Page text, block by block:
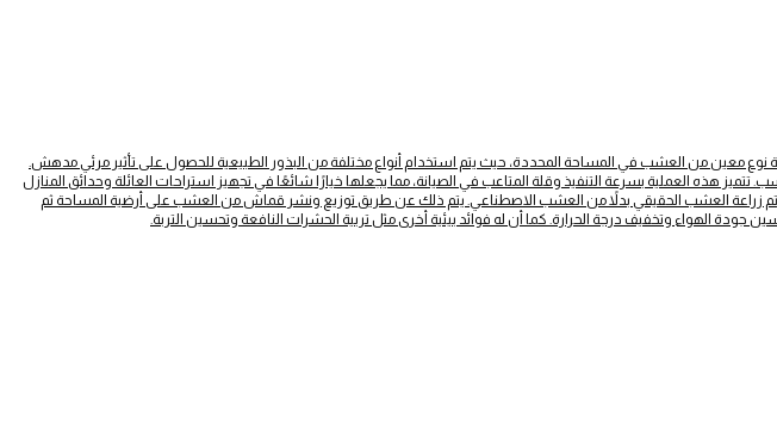
نوع معين من العشب في المساحة المحددة، حيث يتم استخدام أنواع مختلفة من البذور الطبيعية للحصول على تأثير مرئي مدهش.
هذه العملية بسرعة التنفيذ وقلة المتاعب في الصيانة، مما يجعلها خيارًا شائعًا في تجهيز استراحات العائلة وحدائق المنازل
زراعة العشب الحقيقي بدلاً من العشب الاصطناعي. يتم ذلك عن طريق توزيع ونشر قماش من العشب على أرضية المساحة ثم
الهواء وتخفيف درجة الحرارة. كما أن له فوائد بيئية أخرى مثل تربية الحشرات النافعة وتحسين التربة.